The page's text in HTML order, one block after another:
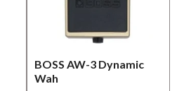
BOSS AW-3 Dynamic
Wah